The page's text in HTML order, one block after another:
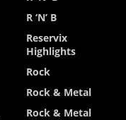
R ‘n’ B
Reservix
Highlights
Rock
Rock & Metal
Rock & Metal